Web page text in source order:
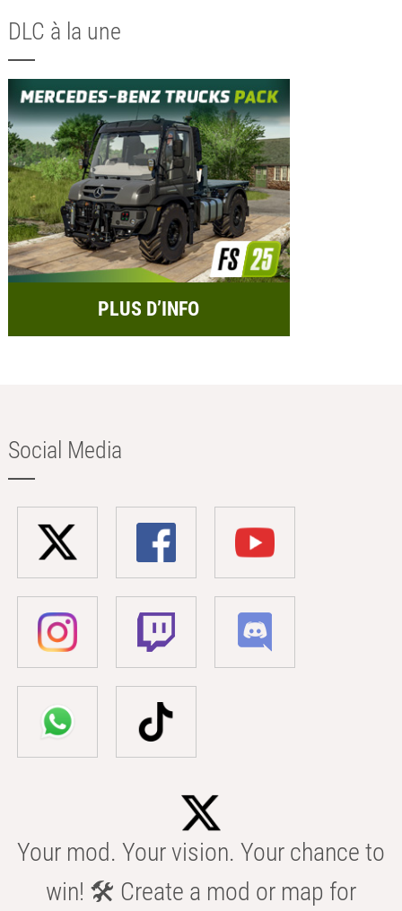
DLC à la une
PLUS D’INFO
Social Media
Your mod. Your vision. Your chance to
win! 🛠️ Create a mod or map for